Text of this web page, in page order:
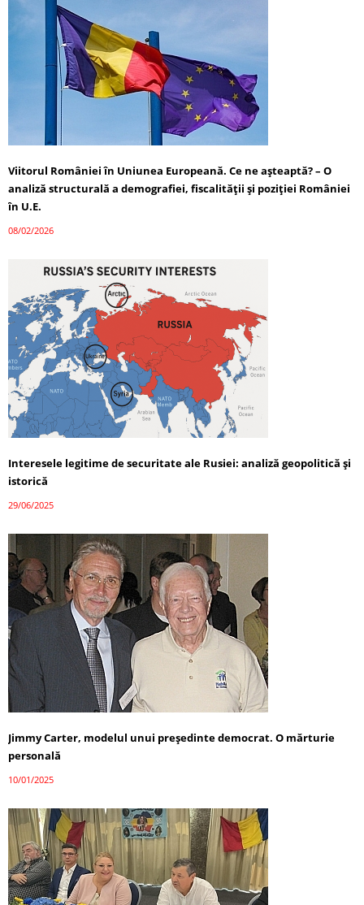
Viitorul României în Uniunea Europeană. Ce ne așteaptă? – O
analiză structurală a demografiei, fiscalității și poziției României
în U.E.
08/02/2026
Interesele legitime de securitate ale Rusiei: analiză geopolitică și
istorică
29/06/2025
Jimmy Carter, modelul unui președinte democrat. O mărturie
personală
10/01/2025